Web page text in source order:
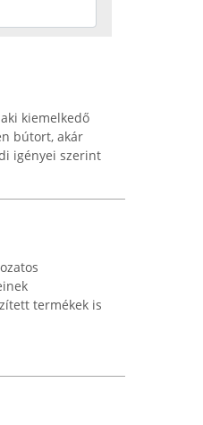
kiemelkedő
bútort, akár
igényei szerint
termékek is